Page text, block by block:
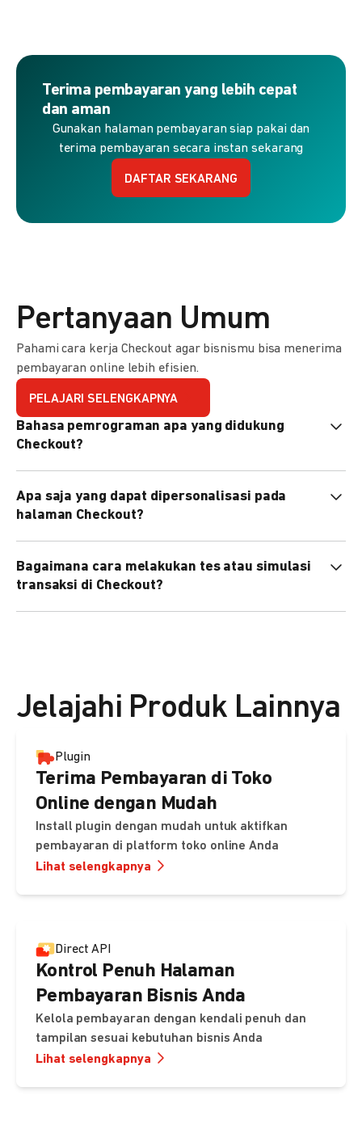
Terima pembayaran yang lebih cepat
dan aman
Gunakan halaman pembayaran siap pakai dan
terima pembayaran secara instan sekarang
DAFTAR SEKARANG
Pertanyaan Umum
Pahami cara kerja Checkout agar bisnismu bisa menerima
pembayaran online lebih efisien.
PELAJARI SELENGKAPNYA
Bahasa pemrograman apa yang didukung
Checkout?
PHP, Node.js, Go, dll).
Apa saja yang dapat dipersonalisasi pada
halaman Checkout?
preferensi bahasa, dan urutan metode pembayaran sesuai
kebutuhan brand Anda.
Bagaimana cara melakukan tes atau simulasi
transaksi di Checkout?
Jelajahi Produk Lainnya
Plugin
Terima Pembayaran di Toko
Online dengan Mudah
Install plugin dengan mudah untuk aktifkan
pembayaran di platform toko online Anda
Lihat selengkapnya
Direct API
Kontrol Penuh Halaman
Pembayaran Bisnis Anda
Kelola pembayaran dengan kendali penuh dan
tampilan sesuai kebutuhan bisnis Anda
Lihat selengkapnya